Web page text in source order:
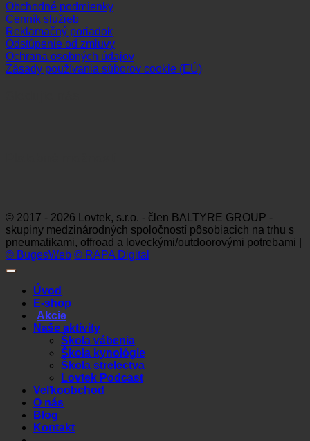
Obchodné podmienky
Cenník služieb
Reklamačný poriadok
Odstúpenie od zmluvy
Ochrana osobných údajov
Zásady používania súborov cookie (EÚ)
© 2017 - 2026 Lovtek, s.r.o. - člen BALTYRE GROUP -
skupiny medzinárodných spoločností pôsobiacich na trhu s
pneumatikami, offroad a loveckými/outdoorovými potrebami |
© BugesWeb © RAPA Digital
Úvod
E-shop
Akcie
Naše aktivity
Škola vábenia
Škola kynológie
Škola strelectva
Lovtek Podcast
Veľkoobchod
O nás
Blog
Kontakt